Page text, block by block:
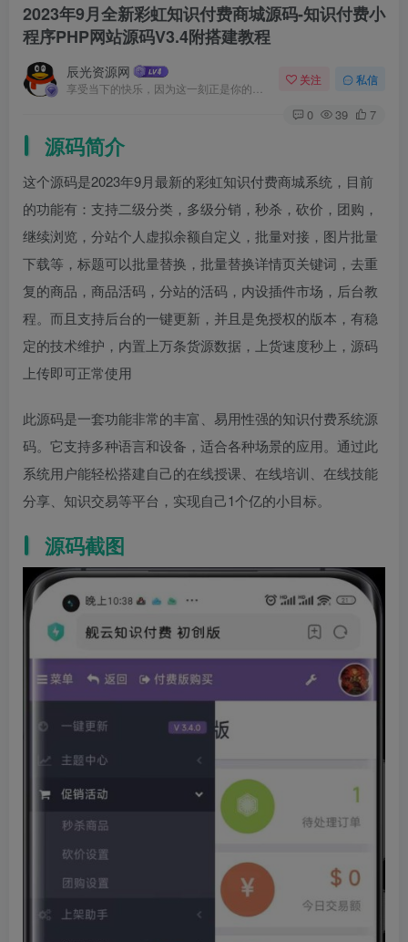
2023年9月全新彩虹知识付费商城源码-知识付费小
程序PHP网站源码V3.4附搭建教程
辰光资源网 关注 私信
0 39 7
源码简介
这个源码是2023年9月最新的彩虹知识付费商城系统，目前
的功能有：支持二级分类，多级分销，秒杀，砍价，团购，
继续浏览，分站个人虚拟余额自定义，批量对接，图片批量
下载等，标题可以批量替换，批量替换详情页关键词，去重
复的商品，商品活码，分站的活码，内设插件市场，后台教
程。而且支持后台的一键更新，并且是免授权的版本，有稳
定的技术维护，内置上万条货源数据，上货速度秒上，源码
上传即可正常使用
此源码是一套功能非常的丰富、易用性强的知识付费系统源
码。它支持多种语言和设备，适合各种场景的应用。通过此
系统用户能轻松搭建自己的在线授课、在线培训、在线技能
分享、知识交易等平台，实现自己1个亿的小目标。
源码截图